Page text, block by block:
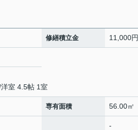
修繕積立金 11,000円
洋室 4.5帖 1室
専有面積 56.00㎡
-